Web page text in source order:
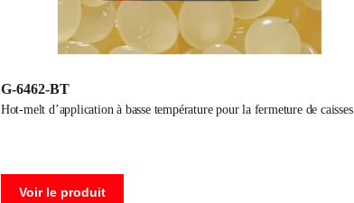
G-6462-BT
hot-melt d’application à basse température pour la fermeture de caisses
Voir le produit